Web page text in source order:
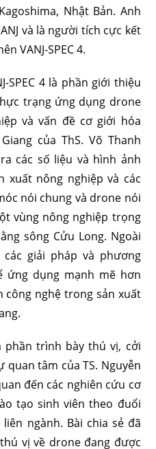
Nhật Bản. Anh
và là người tích cực kết
VANJ-SPEC 4.
SPEC 4 là phần giới thiệu
trạng ứng dụng drone
và vấn đề cơ giới hóa
của ThS. Võ Thanh
các số liệu và hình ảnh
nông nghiệp và các
nói chung và drone nói
vùng nông nghiệp trọng
sông Cửu Long. Ngoài
giải pháp và phương
ứng dụng mạnh mẽ hơn
công nghệ trong sản xuất
trình bày thú vị, cởi
tâm của TS. Nguyễn
đến các nghiên cứu cơ
tạo sinh viên theo đuổi
ngành. Bài chia sẻ đã
vị về drone đang được